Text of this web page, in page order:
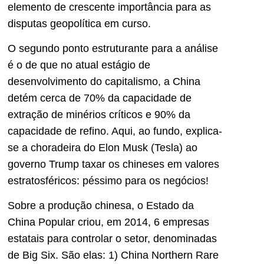
elemento de crescente importância para as
disputas geopolítica em curso.
O segundo ponto estruturante para a análise
é o de que no atual estágio de
desenvolvimento do capitalismo, a China
detém cerca de 70% da capacidade de
extração de minérios críticos e 90% da
capacidade de refino. Aqui, ao fundo, explica-
se a choradeira do Elon Musk (Tesla) ao
governo Trump taxar os chineses em valores
estratosféricos: péssimo para os negócios!
Sobre a produção chinesa, o Estado da
China Popular criou, em 2014, 6 empresas
estatais para controlar o setor, denominadas
de Big Six. São elas: 1) China Northern Rare